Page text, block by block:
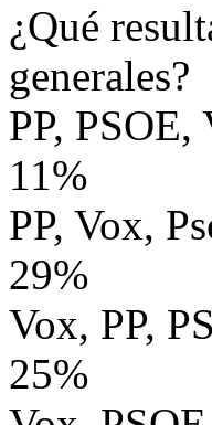
¿Qué
generales?
PP,
11%
PP, Vox,
29%
Vox, PP,
25%